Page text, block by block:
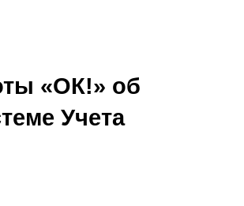
«ОК!» об
Учета